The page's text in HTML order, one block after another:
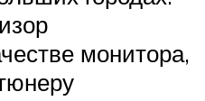
монитора,